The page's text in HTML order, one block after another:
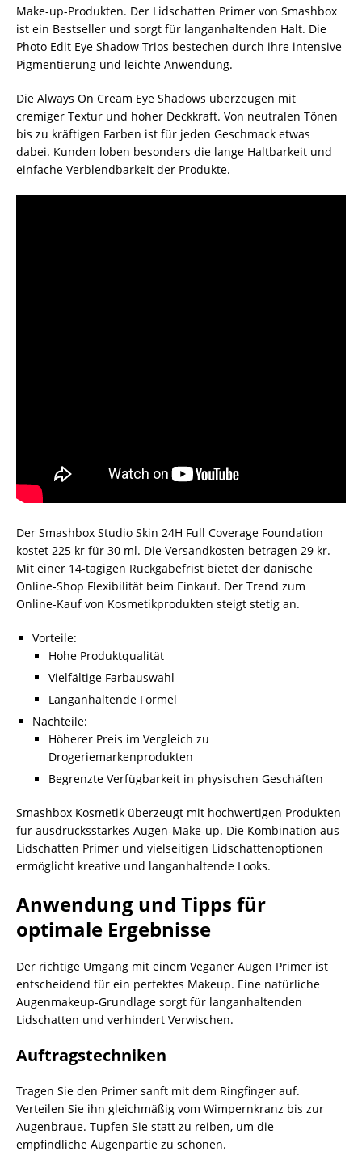
Make-up-Produkten. Der Lidschatten Primer von Smashbox
ist ein Bestseller und sorgt für langanhaltenden Halt. Die
Photo Edit Eye Shadow Trios bestechen durch ihre intensive
Pigmentierung und leichte Anwendung.
Die Always On Cream Eye Shadows überzeugen mit
cremiger Textur und hoher Deckkraft. Von neutralen Tönen
bis zu kräftigen Farben ist für jeden Geschmack etwas
dabei. Kunden loben besonders die lange Haltbarkeit und
einfache Verblendbarkeit der Produkte.
Der Smashbox Studio Skin 24H Full Coverage Foundation
kostet 225 kr für 30 ml. Die Versandkosten betragen 29 kr.
Mit einer 14-tägigen Rückgabefrist bietet der dänische
Online-Shop Flexibilität beim Einkauf. Der Trend zum
Online-Kauf von Kosmetikprodukten steigt stetig an.
Vorteile:
Hohe Produktqualität
Vielfältige Farbauswahl
Langanhaltende Formel
Nachteile:
Höherer Preis im Vergleich zu
Drogeriemarkenprodukten
Begrenzte Verfügbarkeit in physischen Geschäften
Smashbox Kosmetik überzeugt mit hochwertigen Produkten
für ausdrucksstarkes Augen-Make-up. Die Kombination aus
Lidschatten Primer und vielseitigen Lidschattenoptionen
ermöglicht kreative und langanhaltende Looks.
Anwendung und Tipps für
optimale Ergebnisse
Der richtige Umgang mit einem Veganer Augen Primer ist
entscheidend für ein perfektes Makeup. Eine natürliche
Augenmakeup-Grundlage sorgt für langanhaltenden
Lidschatten und verhindert Verwischen.
Auftragstechniken
Tragen Sie den Primer sanft mit dem Ringfinger auf.
Verteilen Sie ihn gleichmäßig vom Wimpernkranz bis zur
Augenbraue. Tupfen Sie statt zu reiben, um die
empfindliche Augenpartie zu schonen.